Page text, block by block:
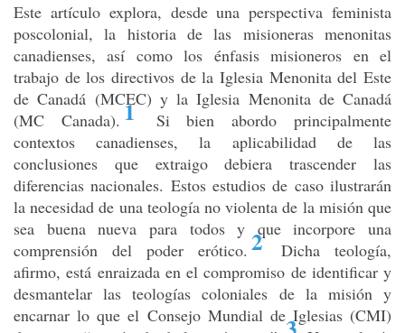
Este artículo explora, desde una perspectiva feminista
poscolonial, la historia de las misioneras menonitas
canadienses, así como los énfasis misioneros en el
trabajo de los directivos de la Iglesia Menonita del Este
de Canadá (MCEC) y la Iglesia Menonita de Canadá
(MC Canada). 1
Si bien abordo principalmente
contextos canadienses, la aplicabilidad de las
conclusiones que extraigo debiera trascender las
diferencias nacionales. Estos estudios de caso ilustrarán
la necesidad de una teología no violenta de la misión que
sea buena nueva para todos y que incorpore una
comprensión del poder erótico. 2
Dicha teología,
afirmo, está enraizada en el compromiso de identificar y
desmantelar las teologías coloniales de la misión y
encarnar lo que el Consejo Mundial de Iglesias (CMI)